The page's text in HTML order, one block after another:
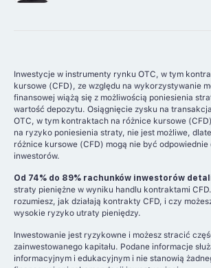
Inwestycje w instrumenty rynku OTC, w tym
kursowe (CFD), ze względu na wykorzystywanie
finansowej wiążą się z możliwością poniesienia
wartość depozytu. Osiągnięcie zysku na
OTC, w tym kontraktach na różnice kursowe
na ryzyko poniesienia straty, nie jest możliwe,
różnice kursowe (CFD) mogą nie być
inwestorów.
Od 74% do 89% rachunków inwestorów
straty pieniężne w wyniku handlu kontraktami
rozumiesz, jak działają kontrakty CFD, i czy
wysokie ryzyko utraty pieniędzy.
Inwestowanie jest ryzykowne i możesz stracić
zainwestowanego kapitału. Podane informacje
informacyjnym i edukacyjnym i nie stanowią